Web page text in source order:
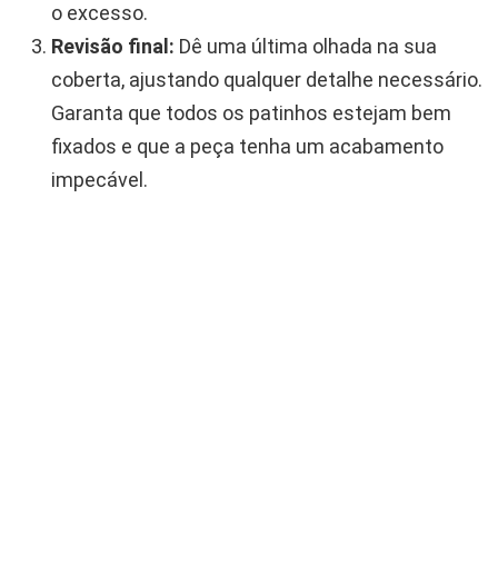
o excesso.
Revisão final: Dê uma última olhada na sua
coberta, ajustando qualquer detalhe necessário.
Garanta que todos os patinhos estejam bem
fixados e que a peça tenha um acabamento
impecável.